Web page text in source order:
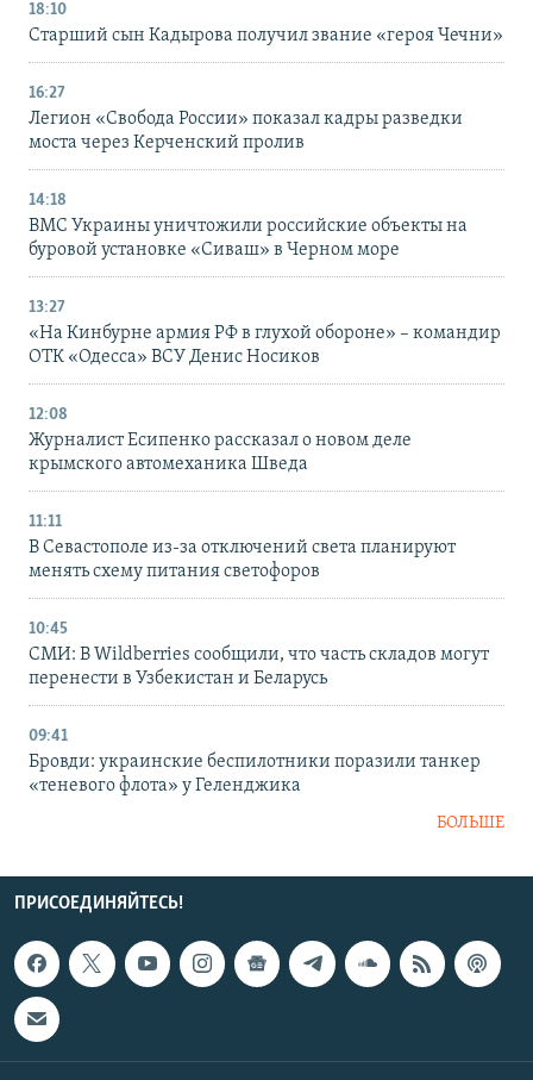
18:10
Старший сын Кадырова получил звание «героя Чечни»
16:27
Легион «Свобода России» показал кадры разведки
моста через Керченский пролив
14:18
ВМС Украины уничтожили российские объекты на
буровой установке «Сиваш» в Черном море
13:27
«На Кинбурне армия РФ в глухой обороне» – командир
ОТК «Одесса» ВСУ Денис Носиков
12:08
Журналист Есипенко рассказал о новом деле
крымского автомеханика Шведа
11:11
В Севастополе из-за отключений света планируют
менять схему питания светофоров
10:45
СМИ: В Wildberries сообщили, что часть складов могут
перенести в Узбекистан и Беларусь
09:41
Бровди: украинские беспилотники поразили танкер
«теневого флота» у Геленджика
БОЛЬШЕ
ПРИСОЕДИНЯЙТЕСЬ!